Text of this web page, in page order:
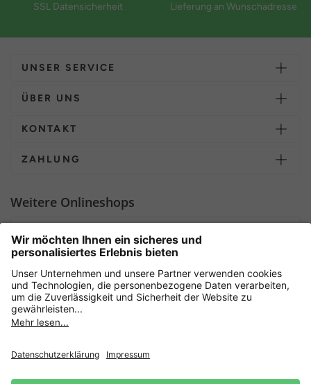
SSL Datensicherheit Lieferung an Wunschadresse
UNSER SERVICE
ÜBER UNS
KONTAKT
ZAHLUNG
Weitere Onlineshops
Sicher einkaufen mit
Newsletter